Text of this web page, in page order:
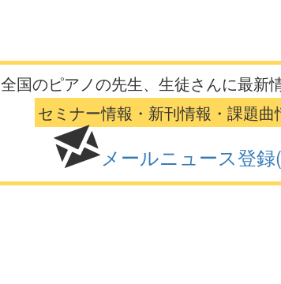
全国のピアノの先生、生徒さんに最新
セミナー情報・新刊情報・課題曲
メールニュース登録